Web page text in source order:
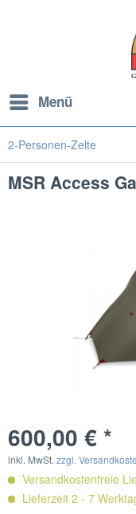
Menü
2-Personen-Zelte
MSR Access
600,00 € *
inkl. MwSt. zzgl.
Versandkostenfreie
Lieferzeit 2 - 7